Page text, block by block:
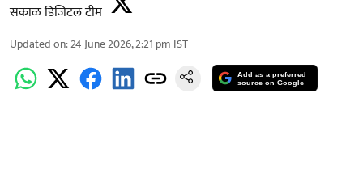
सकाळ डिजिटल टीम
Updated on:24 June 2026, 2:21 pm IST
Add as a preferred
source on Google